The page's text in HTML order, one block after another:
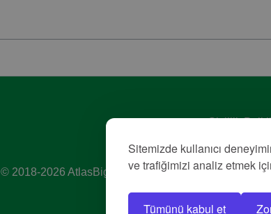
Sitemizde kullanıcı
ve trafiğimizi analiz etmek
Tümünü kabul et
Gizlilik
Künye
© 2018-2026 AtlasBig.com